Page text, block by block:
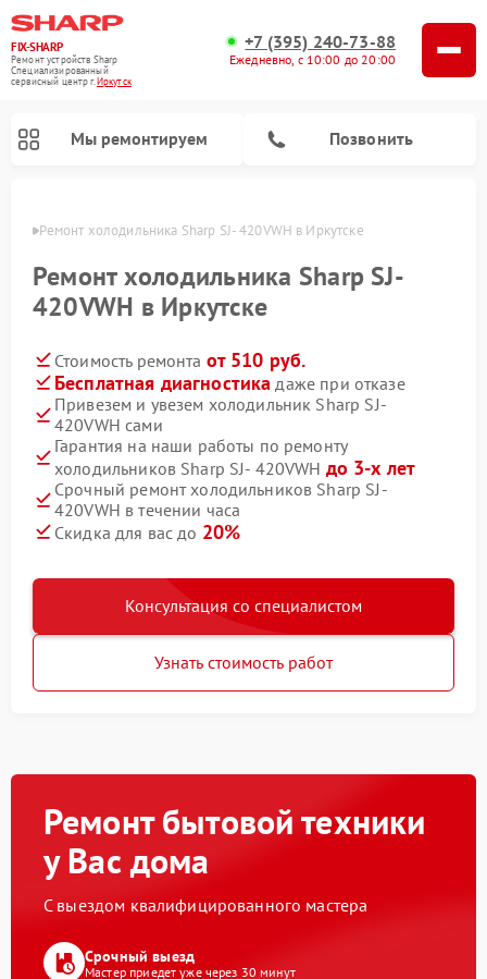
FIX-SHARP
Ремонт устройств Sharp
Специализированный
cервисный центр г.Иркутск
+7 (395) 240-73-88
Ежедневно, с 10:00 до 20:00
Мы ремонтируем Позвонить
Ремонт холодильника Sharp SJ- 420VWH в Иркутске
Ремонт холодильника Sharp SJ-
420VWH в Иркутске
Стоимость ремонта от 510 руб.
Бесплатная диагностика даже при отказе
Привезем и увезем холодильник Sharp SJ-
420VWH сами
Гарантия на наши работы по ремонту
холодильников Sharp SJ- 420VWH до 3-х лет
Срочный ремонт холодильников Sharp SJ-
420VWH в течении часа
Скидка для вас до 20%
Консультация со специалистом
Узнать стоимость работ
Ремонт бытовой техники
у Вас дома
С выездом квалифицированного мастера
Срочный выезд
Мастер приедет уже через 30 минут